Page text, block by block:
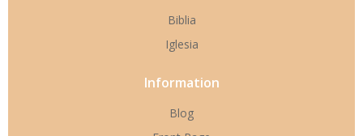
Biblia
Iglesia
Information
Blog